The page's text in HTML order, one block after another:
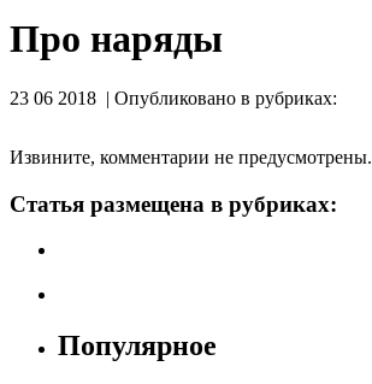
Про наряды
23 06 2018 | Опубликовано в рубриках:
Извините, комментарии не предусмотрены.
Статья размещена в рубриках:
Популярное